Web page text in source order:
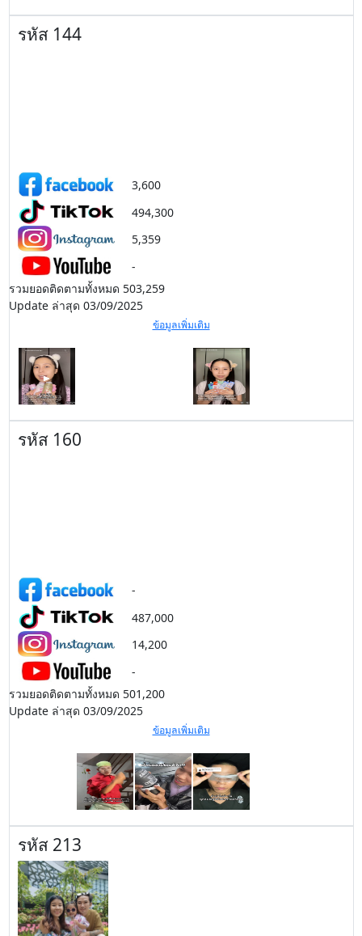
รหัส 144
3,600
494,300
5,359
-
รวมยอดติดตามทั้งหมด 503,259
Update ล่าสุด 03/09/2025
ข้อมูลเพิ่มเติม
รหัส 160
-
487,000
14,200
-
รวมยอดติดตามทั้งหมด 501,200
Update ล่าสุด 03/09/2025
ข้อมูลเพิ่มเติม
รหัส 213